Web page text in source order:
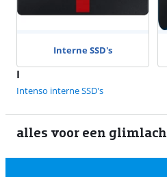
Interne SSD's
I
Intenso interne SSD's
alles voor een glimlach